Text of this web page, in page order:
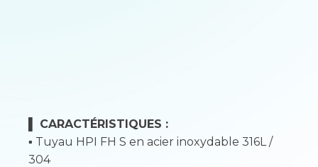
CARACTÉRISTIQUES :
▪ Tuyau HPI FH S en acier inoxydable 316L /
304